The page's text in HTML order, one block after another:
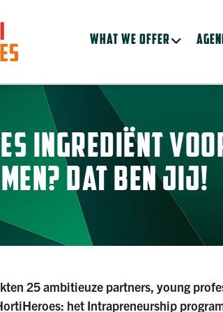
WHAT WE OFFER
INGREDIËNT
DAT BEN JIJ!
25 ambitieuze partners, young
het Intrapreneurship